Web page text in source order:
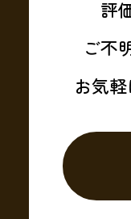
評
ご不
お気